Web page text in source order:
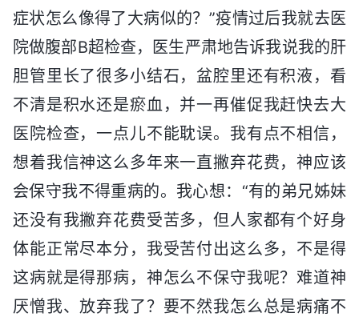
症状怎么像得了大病似的？”疫情过后我就去医
院做腹部B超检查，医生严肃地告诉我说我的肝
胆管里长了很多小结石，盆腔里还有积液，看
不清是积水还是瘀血，并一再催促我赶快去大
医院检查，一点儿不能耽误。我有点不相信，
想着我信神这么多年来一直撇弃花费，神应该
会保守我不得重病的。我心想：“有的弟兄姊妹
还没有我撇弃花费受苦多，但人家都有个好身
体能正常尽本分，我受苦付出这么多，不是得
这病就是得那病，神怎么不保守我呢？难道神
厌憎我、放弃我了？要不然我怎么总是病痛不